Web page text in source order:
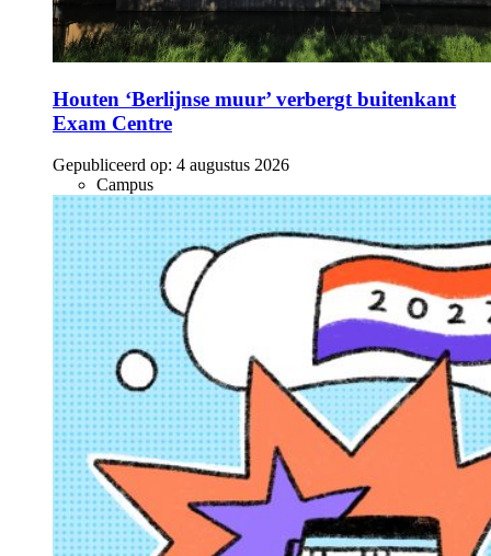
Houten ‘Berlijnse muur’ verbergt buitenkant
Exam Centre
Gepubliceerd op: 4 augustus 2026
Campus